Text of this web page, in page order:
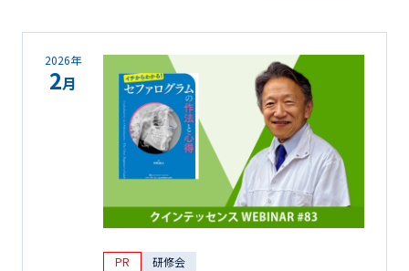
2026年
2月
PR 研修会